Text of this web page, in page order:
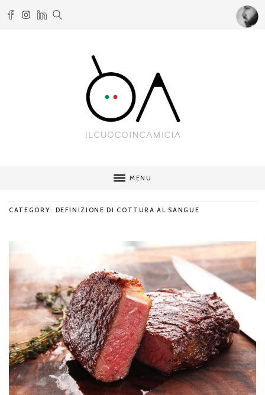
MENU
CATEGORY: DEFINIZIONE DI COTTURA AL SANGUE